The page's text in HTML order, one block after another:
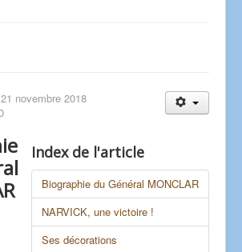
novembre 2018
Index de l'article
Biographie du Général MONCLAR
NARVICK, une victoire !
Ses décorations